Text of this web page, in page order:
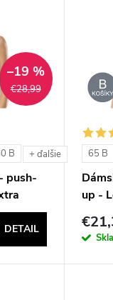
€28,99
–19 %
B + ďalšie
push-
DETAIL
65 B
up -